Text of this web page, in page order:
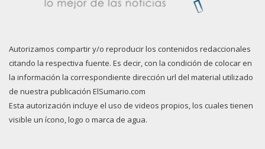
Autorizamos compartir y/o reproducir los contenidos redaccionales
citando la respectiva fuente. Es decir, con la condición de colocar en
la información la correspondiente dirección url del material utilizado
de nuestra publicación ElSumario.com
Esta autorización incluye el uso de videos propios, los cuales tienen
visible un ícono, logo o marca de agua.